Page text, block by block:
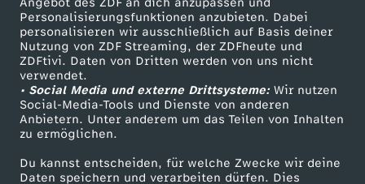
Angebot des ZDF an dich anzupassen und
Personalisierungsfunktionen anzubieten. Dabei
personalisieren wir ausschließlich auf Basis deiner
Nutzung von ZDF Streaming, der ZDFheute und
ZDFtivi. Daten von Dritten werden von uns nicht
verwendet.
• Social Media und externe Drittsysteme:Wir nutzen
Social-Media-Tools und Dienste von anderen
Anbietern. Unter anderem um das Teilen von Inhalten
zu ermöglichen.
Du kannst entscheiden, für welche Zwecke wir deine
Daten speichern und verarbeiten dürfen. Dies
C
L
i
v
TV-Programm
ZDF Unternehmen
Karriere
ZDF goes Schule